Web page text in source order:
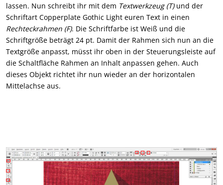
lassen. Nun schreibt ihr mit dem Textwerkzeug (T)und der
Schriftart Copperplate Gothic Light euren Text in einen
Rechteckrahmen (F). Die Schriftfarbe ist Weiß und die
Schriftgröße beträgt 24 pt. Damit der Rahmen sich nun an die
Textgröße anpasst, müsst ihr oben in der Steuerungsleiste auf
die Schaltfläche Rahmen an Inhalt anpassen gehen. Auch
dieses Objekt richtet ihr nun wieder an der horizontalen
Mittelachse aus.